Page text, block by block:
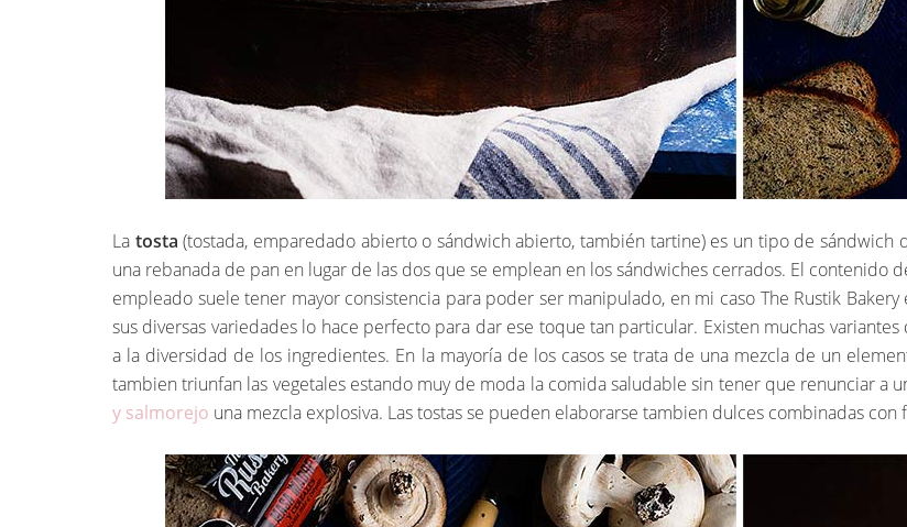
La tosta (tostada, emparedado abierto o sándwich abierto, también tartine) es un tipo de
una rebanada de pan en lugar de las dos que se emplean en los sándwiches cerrados. El contenido
empleado suele tener mayor consistencia para poder ser manipulado, en mi caso The Rustik
sus diversas variedades lo hace perfecto para dar ese toque tan particular. Existen muchas
a la diversidad de los ingredientes. En la mayoría de los casos se trata de una mezcla de un
tambien triunfan las vegetales estando muy de moda la comida saludable sin tener que renunciar a
y salmorejo una mezcla explosiva. Las tostas se pueden elaborarse tambien dulces combinadas con